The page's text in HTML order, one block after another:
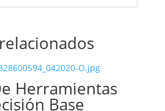
Herramientas
Base